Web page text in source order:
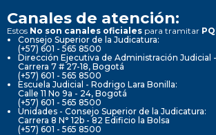
Canales de atención:
Estos No son canales oficiales para tramitar
Consejo Superior de la Judicatura:
(+57) 601 - 565 8500
Dirección Ejecutiva de Administración Judicial -
Carrera 7 # 27-18, Bogotá
(+57) 601 - 565 8500
Escuela Judicial - Rodrigo Lara Bonilla:
Calle 11 No 9a - 24, Bogotá
(+57) 601 - 565 8500
Unidades - Consejo Superior de la Judicatura:
Carrera 8 N° 12b - 82 Edificio la Bolsa
(+57) 601 - 565 8500